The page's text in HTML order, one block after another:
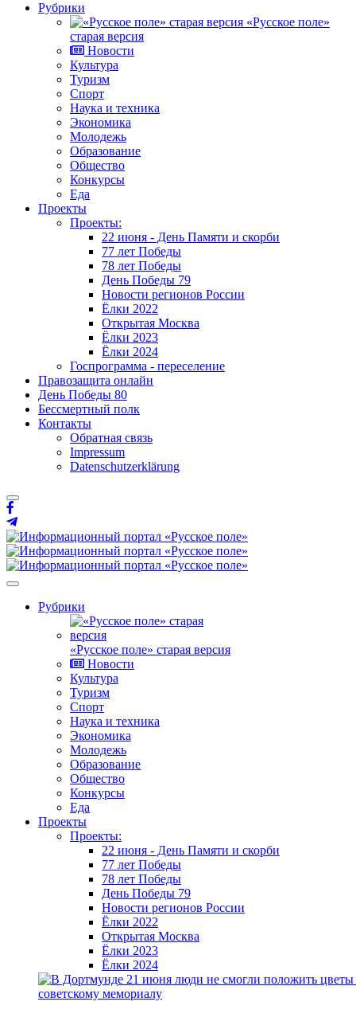
Рубрики
«Русское поле»
старая версия
Новости
Культура
Туризм
Спорт
Наука и техника
Экономика
Молодежь
Образование
Общество
Конкурсы
Еда
Проекты
Проекты:
22 июня - День Памяти и скорби
77 лет Победы
78 лет Победы
День Победы 79
Новости регионов России
Ёлки 2022
Открытая Москва
Ёлки 2023
Ёлки 2024
Госпрограмма - переселение
Правозащита онлайн
День Победы 80
Бессмертный полк
Контакты
Обратная связь
Impressum
Datenschutzerklärung
Рубрики
«Русское поле» старая версия
Новости
Культура
Туризм
Спорт
Наука и техника
Экономика
Молодежь
Образование
Общество
Конкурсы
Еда
Проекты
Проекты:
22 июня - День Памяти и скорби
77 лет Победы
78 лет Победы
День Победы 79
Новости регионов России
Ёлки 2022
Открытая Москва
Ёлки 2023
Ёлки 2024